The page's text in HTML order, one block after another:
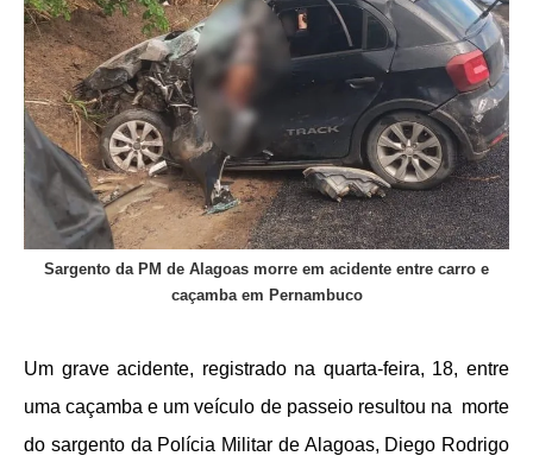
Sargento da PM de Alagoas morre em acidente entre carro e
caçamba em Pernambuco
Um grave acidente, registrado na quarta-feira, 18, entre
uma caçamba e um veículo de passeio resultou na morte
do sargento da Polícia Militar de Alagoas, Diego Rodrigo